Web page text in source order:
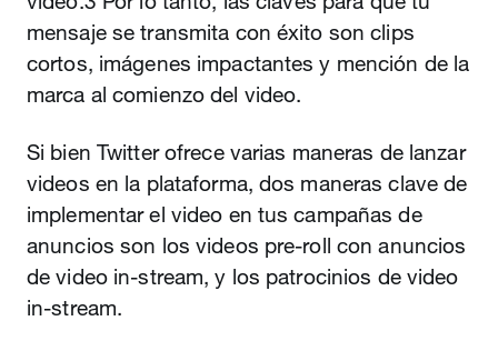
mensaje se transmita con éxito son clips
cortos, imágenes impactantes y mención de la
marca al comienzo del video.
Si bien Twitter ofrece varias maneras de lanzar
videos en la plataforma, dos maneras clave de
implementar el video en tus campañas de
anuncios son los videos pre-roll con anuncios
de video in-stream, y los patrocinios de video
in-stream.